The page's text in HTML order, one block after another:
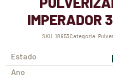
IMPERADOR
SKU: 18953 Categoria:
Estado
Ano